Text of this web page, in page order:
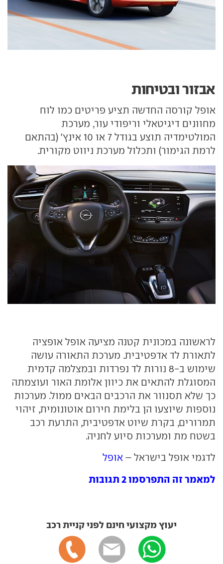
אבזור ובטיחות
אופל קורסה החדשה תציע פריטים כמו לוח
מחוונים דיגיטאלי וריפודי עור, מערכת
המולטימדיה תוצע בגודל 7 או 10 אינץ' (בהתאם
לרמת הגימור) ותכלול מערכת ניווט מקורית.
לראשונה במכונית קטנה מציעה אופל אופציה
לתאורת לד אדפטיבית. מערכת התאורה עושה
שימוש ב-8 נורות לד נפרדות ובמצלמה קדמית
המסוגלת להתאים את כיוון אלומת האור ועוצמתה
כך שלא תסנוור את הרכבים הבאים ממול. מערכות
נוספות שיוצעו הן בלימת חירום אוטונומית, זיהוי
תמרורים, בקרת שיוט אדפטיבית, התרעת רכב
בשטח מת ומערכות סיוע לחניה.
לדגמי אופל בישראל – אופל
למאמר זה התפרסמו 2 תגובות
יעוץ מקצועי חינם לפני קניית רכב